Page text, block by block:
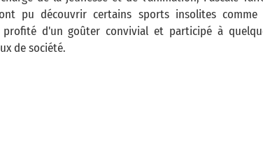
pu découvrir certains sports insolites comme
profité d'un goûter convivial et participé à
de société.